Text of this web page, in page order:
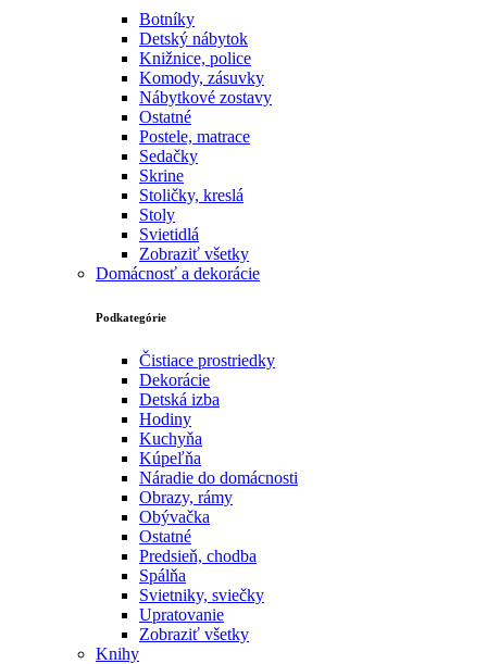
Botníky
Detský nábytok
Knižnice, police
Komody, zásuvky
Nábytkové zostavy
Ostatné
Postele, matrace
Sedačky
Skrine
Stoličky, kreslá
Stoly
Svietidlá
Zobraziť všetky
Domácnosť a dekorácie
Podkategórie
Čistiace prostriedky
Dekorácie
Detská izba
Hodiny
Kuchyňa
Kúpeľňa
Náradie do domácnosti
Obrazy, rámy
Obývačka
Ostatné
Predsieň, chodba
Spálňa
Svietniky, sviečky
Upratovanie
Zobraziť všetky
Knihy